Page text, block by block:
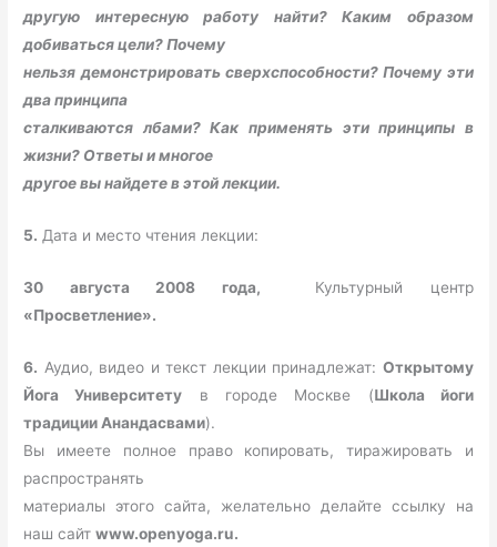
другую интересную работу найти? Каким образом
добиваться цели? Почему
нельзя демонстрировать сверхспособности? Почему эти
два принципа
сталкиваются лбами? Как применять эти принципы в
жизни? Ответы и многое
другое вы найдете в этой лекции.
5. Дата и место чтения лекции:
30 августа 2008 года, Культурный центр
«Просветление».
6. Аудио, видео и текст лекции принадлежат: Открытому
Йога Университету в городе Москве (Школа йоги
традиции Анандасвами).
Вы имеете полное право копировать, тиражировать и
распространять
материалы этого сайта, желательно делайте ссылку на
наш сайтwww.openyoga.ru.